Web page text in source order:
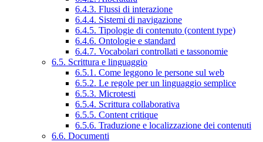
6.4.3. Flussi di interazione
6.4.4. Sistemi di navigazione
6.4.5. Tipologie di contenuto (content type)
6.4.6. Ontologie e standard
6.4.7. Vocabolari controllati e tassonomie
6.5. Scrittura e linguaggio
6.5.1. Come leggono le persone sul web
6.5.2. Le regole per un linguaggio semplice
6.5.3. Microtesti
6.5.4. Scrittura collaborativa
6.5.5. Content critique
6.5.6. Traduzione e localizzazione dei contenuti
6.6. Documenti